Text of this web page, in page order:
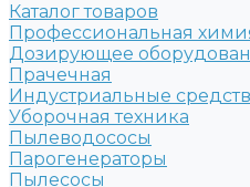
Каталог товаров
Профессиональная
Дозирующее
Прачечная
Индустриальные
Уборочная техника
Пылеводососы
Парогенераторы
Пылесосы